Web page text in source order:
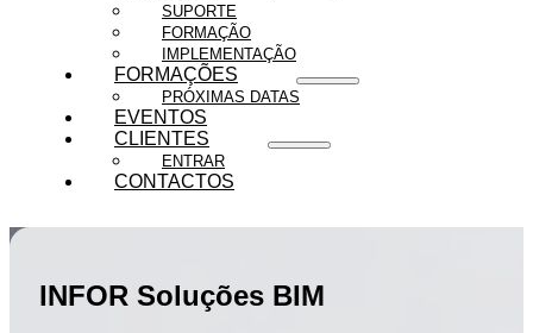
SUPORTE
FORMAÇÃO
IMPLEMENTAÇÃO
FORMAÇÕES
PRÓXIMAS DATAS
EVENTOS
CLIENTES
ENTRAR
CONTACTOS
INFOR Soluções BIM